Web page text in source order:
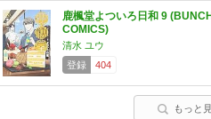
鹿楓堂よついろ日和 9 (BUNCH
COMICS)
清水 ユウ
登録
404
もっと